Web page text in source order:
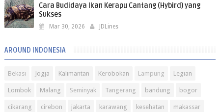
Cara Budidaya Ikan Kerapu Cantang (Hybird) yang
Sukses
Mar 30, 2026 JDLines
AROUND INDONESIA
Bekasi Jogja Kalimantan Kerobokan Lampung Legian
Lombok Malang Seminyak Tangerang bandung bogor
cikarang cirebon jakarta karawang kesehatan makassar